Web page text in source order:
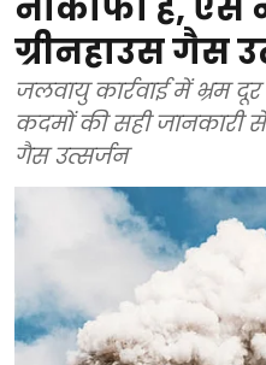
ग्रीनहाउस गैस
जलवायु कार्रवाई में भ्रम
कदमों की सही जानकारी
गैस उत्सर्जन